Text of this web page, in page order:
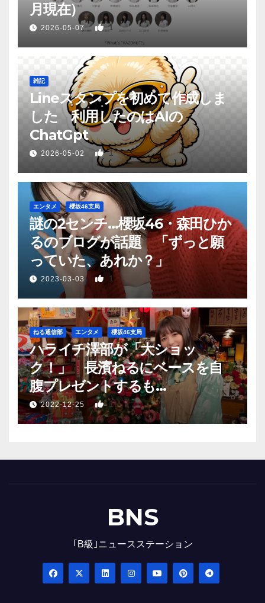
月現在）
2026-05-07 1
雑記
Lineスタンプを初めて作成しま
した 利用したのはAIの
ChatGpt
2026-05-02 1
エンタメ 櫻坂46支局
謎の2センチ…櫻坂46・森田ひか
るのブログが話題 「ずっと願
っていた、あれか？」
2023-03-03 1
ねる通信部 エンタメ 櫻坂46支局
ハライチ澤部が「大ショッ
ク！」 長濱ねるにベースを自
腹プレゼントするも…
2022-12-25 1
BNS
｢B級｣ニュースステーション